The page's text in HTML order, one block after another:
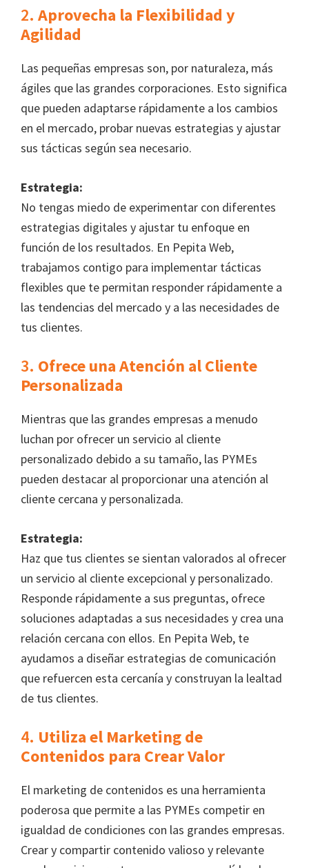
2. Aprovecha la Flexibilidad y
Agilidad
Las pequeñas empresas son, por naturaleza, más
ágiles que las grandes corporaciones. Esto significa
que pueden adaptarse rápidamente a los cambios
en el mercado, probar nuevas estrategias y ajustar
sus tácticas según sea necesario.
Estrategia:
No tengas miedo de experimentar con diferentes
estrategias digitales y ajustar tu enfoque en
función de los resultados. En Pepita Web,
trabajamos contigo para implementar tácticas
flexibles que te permitan responder rápidamente a
las tendencias del mercado y a las necesidades de
tus clientes.
3. Ofrece una Atención al Cliente
Personalizada
Mientras que las grandes empresas a menudo
luchan por ofrecer un servicio al cliente
personalizado debido a su tamaño, las PYMEs
pueden destacar al proporcionar una atención al
cliente cercana y personalizada.
Estrategia:
Haz que tus clientes se sientan valorados al ofrecer
un servicio al cliente excepcional y personalizado.
Responde rápidamente a sus preguntas, ofrece
soluciones adaptadas a sus necesidades y crea una
relación cercana con ellos. En Pepita Web, te
ayudamos a diseñar estrategias de comunicación
que refuercen esta cercanía y construyan la lealtad
de tus clientes.
4. Utiliza el Marketing de
Contenidos para Crear Valor
El marketing de contenidos es una herramienta
poderosa que permite a las PYMEs competir en
igualdad de condiciones con las grandes empresas.
Crear y compartir contenido valioso y relevante